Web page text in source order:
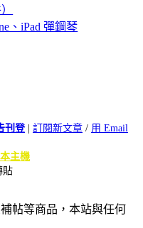
、iPad 彈鋼琴
刊登| 訂閱新文章 / 用 Email
主機
貼
帖等商品，本站與任何